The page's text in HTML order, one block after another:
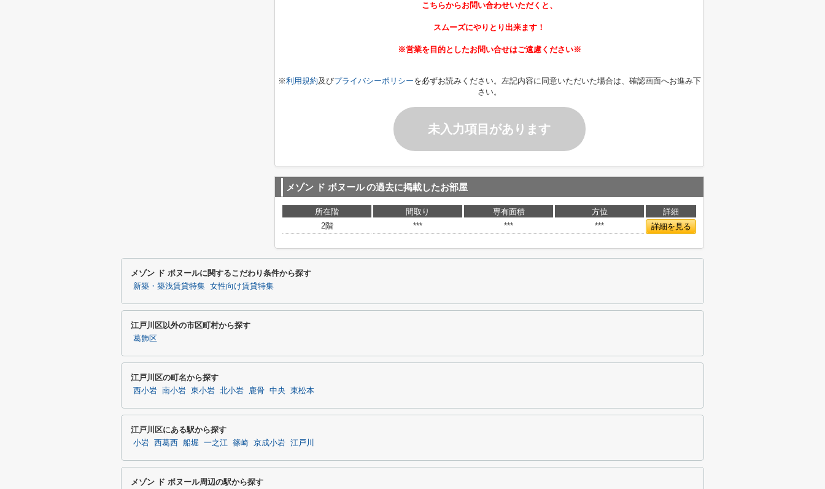
こちらからお問い合わせいただくと、
スムーズにやりとり出来ます！
※営業を目的としたお問い合せはご遠慮ください※
※利用規約及びプライバシーポリシーを必ずお読みください。左記内容に同意いただいた場合は、確認画面へお進み下
さい。
未入力項目があります
メゾン ド ボヌールの過去に掲載したお部屋
所在階 間取り 専有面積 方位
詳細
2階
*** *** *** 詳細を見る
メゾン ド ボヌールに関するこだわり条件から探す
新築・築浅賃貸特集 女性向け賃貸特集
江戸川区以外の市区町村から探す
葛飾区
江戸川区の町名から探す
西小岩 南小岩 東小岩 北小岩 鹿骨 中央 東松本
江戸川区にある駅から探す
小岩 西葛西 船堀 一之江 篠崎 京成小岩 江戸川
メゾン ド ボヌール周辺の駅から探す